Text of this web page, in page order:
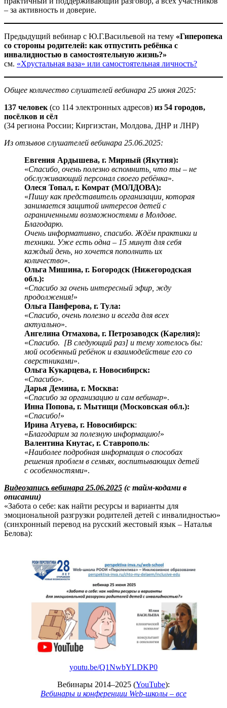
– за активность и доверие.
Предыдущий вебинар с Ю.Г.Васильевой на тему «Гиперопека
со стороны родителей: как отпустить ребёнка с
инвалидностью в самостоятельную жизнь?»
см. «Хрустальная ваза» или самостоятельная личность?
Общее количество слушателей вебинара 25 июня 2025:
137 человек (со 114 электронных адресов) из 54 городов,
посёлков и сёл
(34 региона России; Киргизстан, Молдова, ДНР и ЛНР)
Из отзывов слушателей вебинара 25.06.2025:
Евгения Ардышева, г. Мирный (Якутия):
«Спасибо, очень полезно вспомнить, что ты – не
обслуживающий персонал своего ребёнка».
Олеся Топал, г. Комрат (МОЛДОВА):
«Пишу как представитель организации, которая
занимается защитой интересов детей с
ограниченными возможностями в Молдове.
Благодарю.
Очень информативно, спасибо. Ждём практики и
техники. Уже есть одна – 15 минут для себя
каждый день, но хочется пополнить их
количество».
Ольга Мишина, г. Богородск (Нижегородская
обл.):
«Спасибо за очень интересный эфир, жду
продолжения!»
Ольга Панферова, г. Тула:
«Спасибо, очень полезно и всегда для всех
актуально».
Ангелина Отмахова, г. Петрозаводск (Карелия):
«Спасибо. [В следующий раз] и тему хотелось бы:
мой особенный ребёнок и взаимодействие его со
сверстниками».
Ольга Кукарцева, г. Новосибирск:
«Спасибо».
Дарья Демина, г. Москва:
«Спасибо за организацию и сам вебинар».
Инна Попова, г. Мытищи (Московская обл.):
«Спасибо!»
Ирина Атуева, г. Новосибирск:
«Благодарим за полезную информацию!»
Валентина Кнутас, г. Ставрополь:
«Наиболее подробная информация о способах
решения проблем в семьях, воспитывающих детей
с особенностями».
Видеозапись вебинара 25.06.2025 (с тайм-кодами в
описании)
«Забота о себе: как найти ресурсы и варианты для
эмоциональной разгрузки родителей детей с инвалидностью»
(синхронный перевод на русский жестовый язык – Наталья
Белова):
youtu.be/Q1NwbYLDKP0
Вебинары 2014–2025 (YouTube):
Вебинары и конференции Web-школы – все